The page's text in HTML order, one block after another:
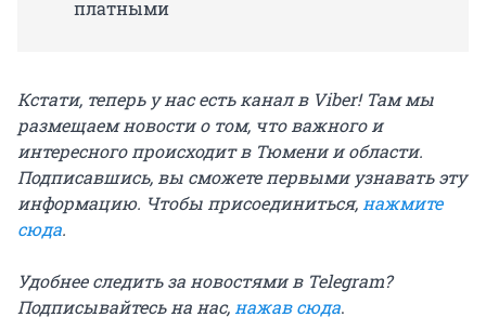
платными
Кстати, теперь у нас есть канал в Viber! Там мы
размещаем новости о том, что важного и
интересного происходит в Тюмени и области.
Подписавшись, вы сможете первыми узнавать эту
информацию. Чтобы присоединиться, нажмите
сюда.
Удобнее следить за новостями в Telegram?
Подписывайтесь на нас, нажав сюда.